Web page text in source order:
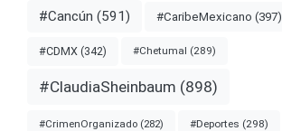
#Cancún (591) #CaribeMexicano (397)
#CDMX (342) #Chetumal (289)
#ClaudiaSheinbaum (898)
#CrimenOrganizado (282) #Deportes (298)